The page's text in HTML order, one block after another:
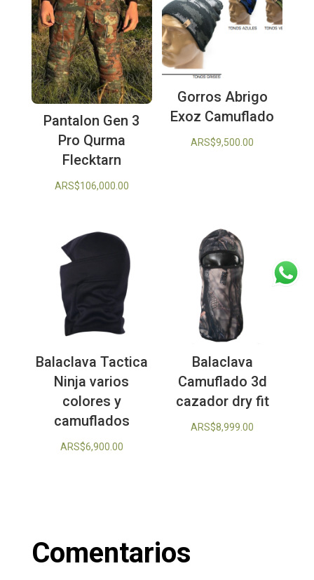
Pantalon Gen 3
Pro Qurma
Flecktarn
ARS$106,000.00
Gorros Abrigo
Exoz Camuflado
ARS$9,500.00
Balaclava Tactica
Ninja varios
colores y
camuflados
ARS$6,900.00
Balaclava
Camuflado 3d
cazador dry fit
ARS$8,999.00
Comentarios